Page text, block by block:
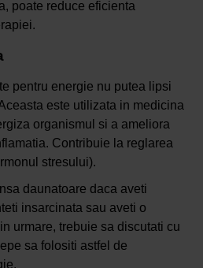
poate reduce eficienta
pentru energie nu putea lipsi
este utilizata in medicina
organismul si a ameliora
Contribuie la reglarea
stresului).
daunatoare daca aveti
insarcinata sau aveti o
urmare, trebuie sa discutati cu
sa folositi astfel de